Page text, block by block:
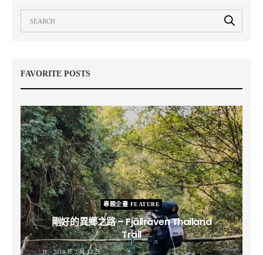
FAVORITE POSTS
專題企畫 FEATURE
剛好的異鄉之路 – Fjällräven Thailand
Trail
B 2019 年 2 月 12 日